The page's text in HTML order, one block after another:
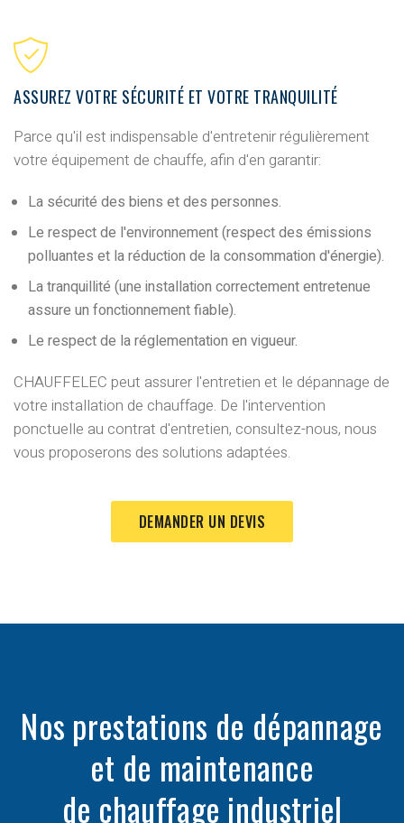
ASSUREZ VOTRE SÉCURITÉ ET VOTRE TRANQUILITÉ
Parce qu'il est indispensable d'entretenir régulièrement
votre équipement de chauffe, afin d'en garantir:
La sécurité des biens et des personnes.
Le respect de l'environnement (respect des émissions
polluantes et la réduction de la consommation d'énergie).
La tranquillité (une installation correctement entretenue
assure un fonctionnement fiable).
Le respect de la réglementation en vigueur.
CHAUFFELEC peut assurer l'entretien et le dépannage de
votre installation de chauffage. De l'intervention
ponctuelle au contrat d'entretien, consultez-nous, nous
vous proposerons des solutions adaptées.
DEMANDER UN DEVIS
Nos prestations de dépannage
et de maintenance
de chauffage industriel